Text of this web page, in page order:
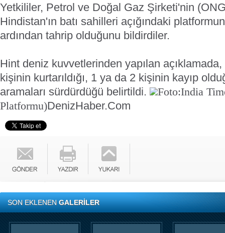
Yetkililer, Petrol ve Doğal Gaz Şirketi'nin
Hindistan'ın batı sahilleri açığındaki
ardından tahrip olduğunu bildirdiler.
Hint deniz kuvvetlerinden yapılan
kişinin kurtarıldığı, 1 ya da 2 kişinin kayıp
aramaları sürdürdüğü belirtildi.
Foto:India
Platformu)DenizHaber.Com
SON EKLENENGALERİLER